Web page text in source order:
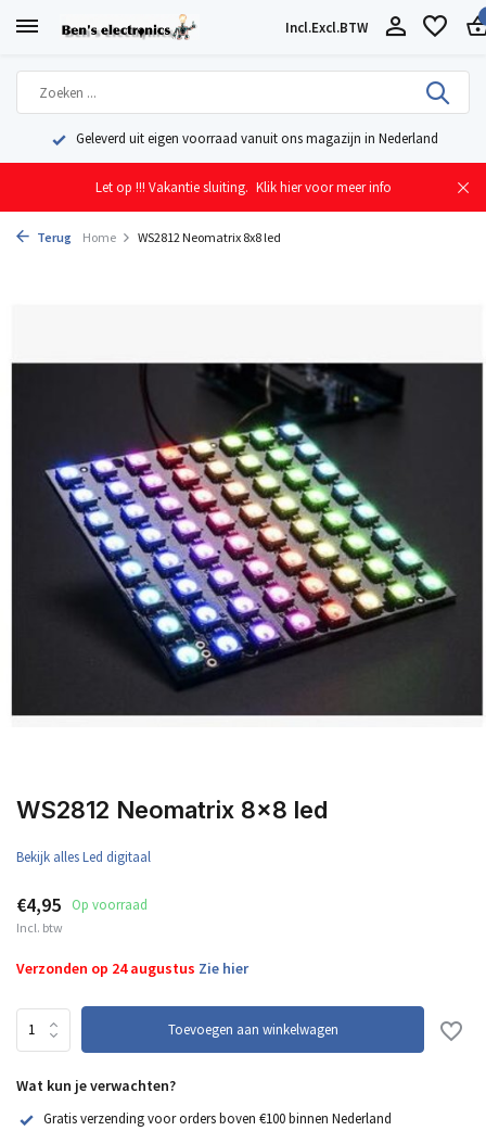
Incl.Excl.BTW
Geleverd uit eigen voorraad vanuit ons magazijn in Nederland
Let op !!! Vakantie sluiting. Klik hier voor meer info
Terug Home WS2812 Neomatrix 8x8 led
WS2812 Neomatrix 8x8 led
Bekijk alles Led digitaal
€4,95 Op voorraad
Incl. btw
Verzonden op 24 augustus Zie hier
Toevoegen aan winkelwagen
Wat kun je verwachten?
Gratis verzending voor orders boven €100 binnen Nederland